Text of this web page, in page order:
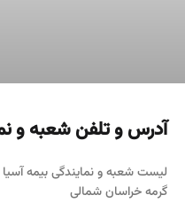
آدرس و تلفن شعبه و
لیست شعبه و نمایندگی بیمه
گرمه خراسان شمالی